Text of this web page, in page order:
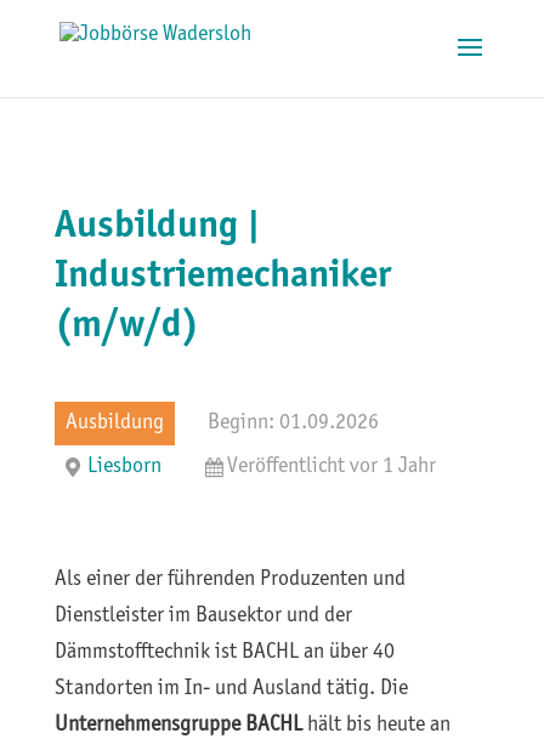
Ausbildung |
Industriemechaniker
(m/w/d)
Ausbildung
Beginn: 01.09.2026
Liesborn
Veröffentlicht vor 1 Jahr
Als einer der führenden Produzenten und
Dienstleister im Bausektor und der
Dämmstofftechnik ist BACHL an über 40
Standorten im In- und Ausland tätig. Die
Unternehmensgruppe BACHLhält bis heute an